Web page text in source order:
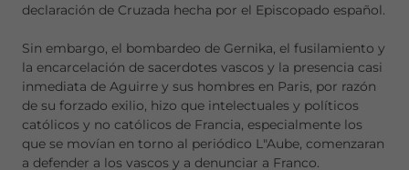
declaración de Cruzada hecha por el Episcopado español.
Sin embargo, el bombardeo de Gernika, el fusilamiento y
la encarcelación de sacerdotes vascos y la presencia casi
inmediata de Aguirre y sus hombres en Paris, por razón
de su forzado exilio, hizo que intelectuales y políticos
católicos y no católicos de Francia, especialmente los
que se movían en torno al periódico L"Aube, comenzaran
a defender a los vascos y a denunciar a Franco.